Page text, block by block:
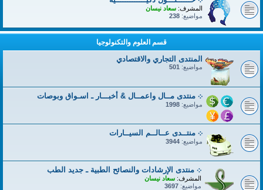
المشرف: سعاد نيسان
مواضيع: 238
قسم العلوم والتكنولوجيا
المنتدى التجاري والاقتصادي
مواضيع: 501
܀ منتدى مــال واعمــال & أخبـــار ـ اسـواق وبوصات
مواضيع: 1998
܀ منتــدى عــالــم السيــارات
مواضيع: 3944
܀ منتدى الإرشادات والنصائح الطبية ـ جديد الطب
المشرف: سعاد نيسان
مواضيع: 3697